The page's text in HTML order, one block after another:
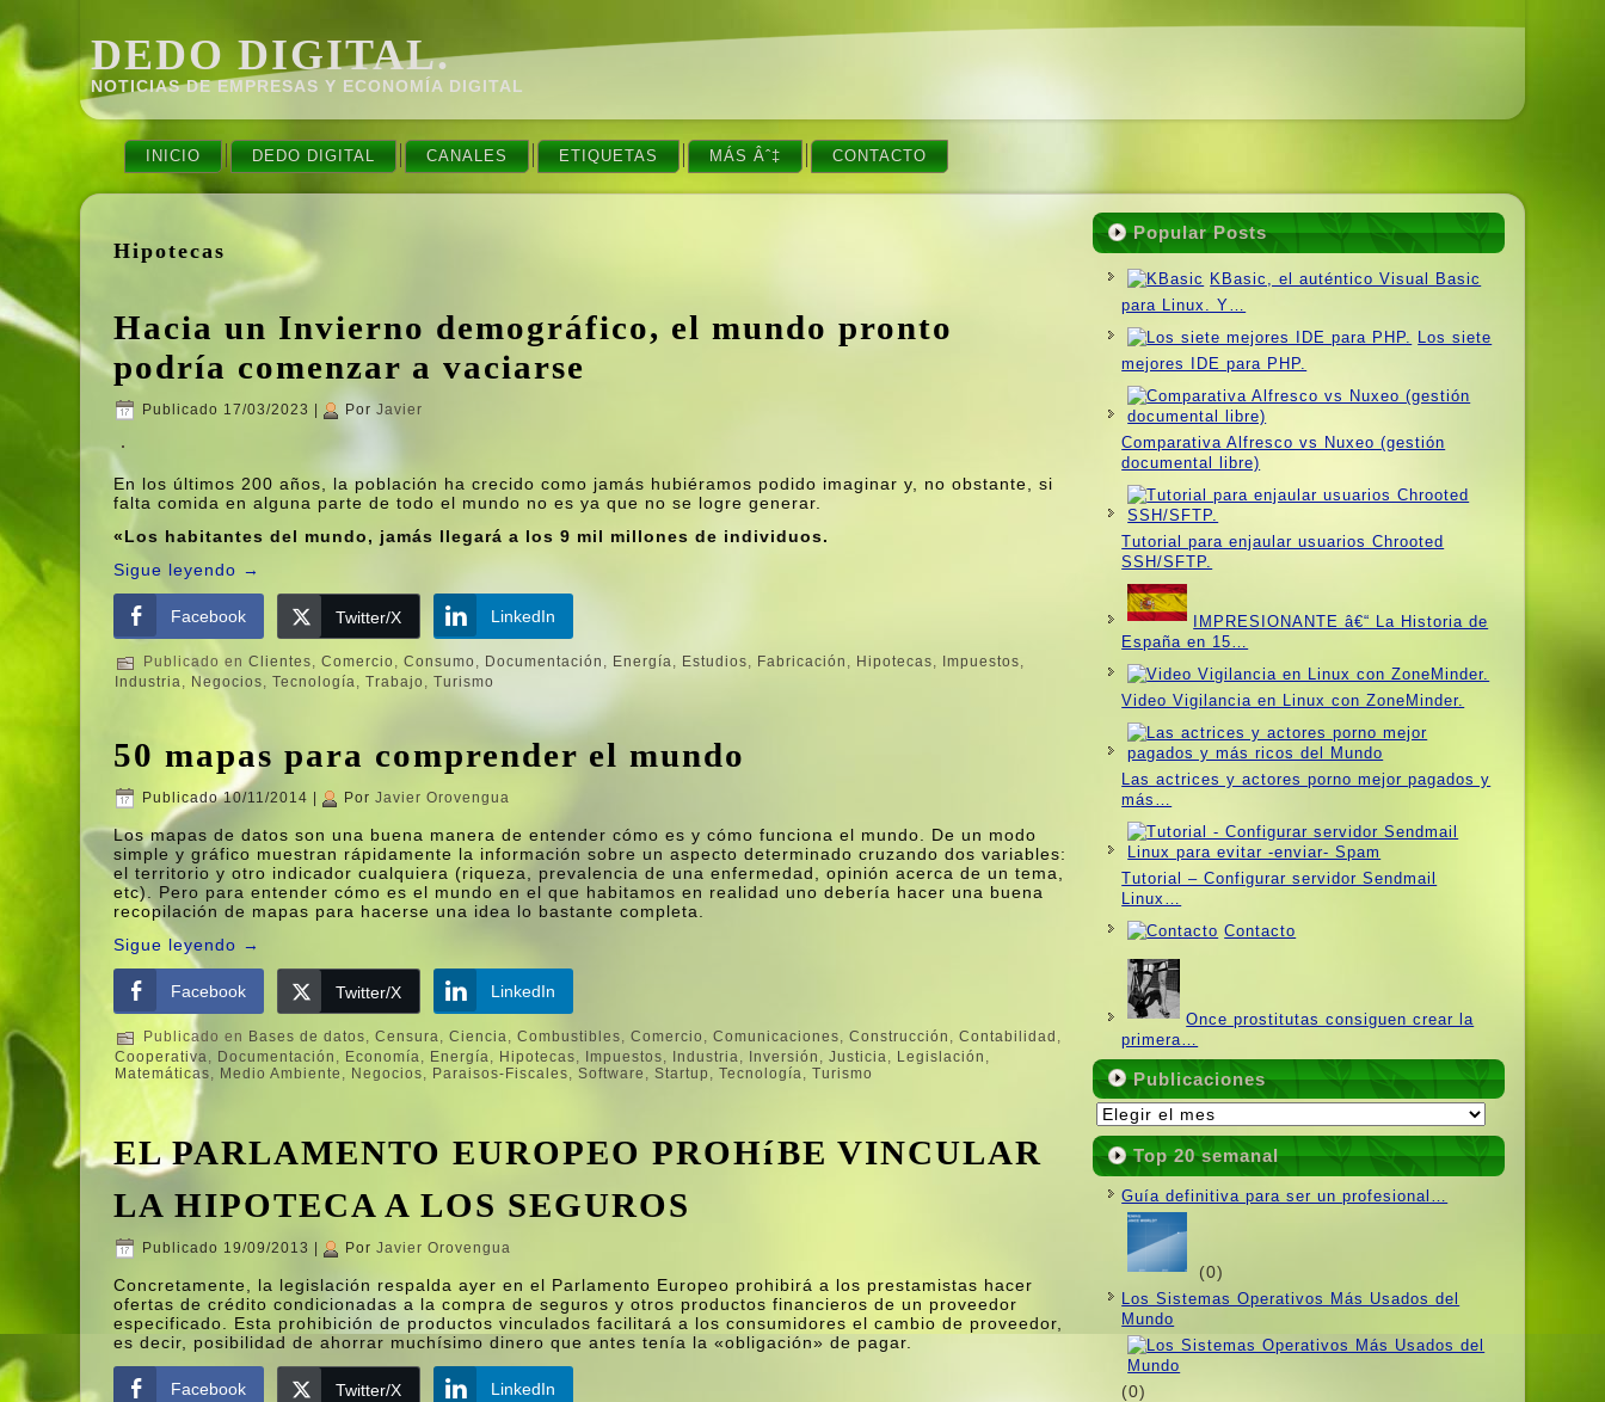
DEDO DIGITAL.
NOTICIAS DE EMPRESAS Y ECONOMÍ­A DIGITAL
INICIO DEDO DIGITAL CANALES ETIQUETAS MÁS Âˆ‡ CONTACTO
Hipotecas
Hacia un Invierno demográfico, el mundo pronto
podrí­a comenzar a vaciarse
Publicado 17/03/2023 Por Javier
En los últimos 200 años, la población ha crecido como jamás hubiéramos podido imaginar y, no obstante, si
falta comida en alguna parte de todo el mundo no es ya que no se logre generar.
«Los habitantes del mundo, jamás llegará a los 9 mil millones de individuos.
Sigue leyendo →
Facebook Twitter/X LinkedIn
Publicado en Clientes,Comercio,Consumo , Documentación , Energí­a, Estudios, Fabricación , Hipotecas, Impuestos,
Industria, Negocios,Tecnologí­a,Trabajo ,Turismo
50 mapas para comprender el mundo
Publicado 10/11/2014 Por Javier Orovengua
Los mapas de datos son una buena manera de entender cómo es y cómo funciona el mundo. De un modo
simple y gráfico muestran rápidamente la información sobre un aspecto determinado cruzando dos variables:
el territorio y otro indicador cualquiera (riqueza, prevalencia de una enfermedad, opinión acerca de un tema,
etc). Pero para entender cómo es el mundo en el que habitamos en realidad uno deberí­a hacer una buena
recopilación de mapas para hacerse una idea lo bastante completa.
Sigue leyendo →
Facebook Twitter/X LinkedIn
Publicado en Bases de datos,Censura,Ciencia,Combustibles,Comercio ,Comunicaciones,Construcción ,Contabilidad ,
Cooperativa, Documentación , Economí­a, Energí­a, Hipotecas, Impuestos, Industria, Inversión ,Justicia, Legislación ,
Matemáticas, Medio Ambiente , Negocios, Paraisos-Fiscales,Software ,Startup ,Tecnologí­a,Turismo
EL PARLAMENTO EUROPEO PROHíBE VINCULAR
LA HIPOTECA A LOS SEGUROS
Publicado 19/09/2013 Por Javier Orovengua
Concretamente, la legislación respalda ayer en el Parlamento Europeo prohibirá a los prestamistas hacer
ofertas de crédito condicionadas a la compra de seguros y otros productos financieros de un proveedor
especificado. Esta prohibición de productos vinculados facilitará a los consumidores el cambio de proveedor,
es decir, posibilidad de ahorrar muchí­simo dinero que antes tení­a la «obligación» de pagar.
Facebook Twitter/X LinkedIn
Popular Posts
KBasic, el auténtico Visual Basic
para Linux. Y…
Los siete
mejores IDE para PHP.
Comparativa Alfresco vs Nuxeo (gestión
documental libre)
Tutorial para enjaular usuarios Chrooted
SSH/SFTP.
IMPRESIONANTE â€“ La Historia de
España en 15…
Video Vigilancia en Linux con ZoneMinder.
Las actrices y actores porno mejor pagados y
más…
Tutorial – Configurar servidor Sendmail
Linux…
Contacto
Once prostitutas consiguen crear la
primera…
Publicaciones
Publicaciones
Top 20 semanal
Guí­a definitiva para ser un profesional…
(0)
Los Sistemas Operativos Más Usados ​​del
Mundo
(0)